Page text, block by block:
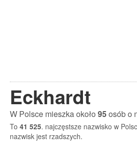
Eckhardt
W Polsce mieszka około95osób o
To 41 525. najczęstsze nazwisko w
nazwisk jest rzadszych.